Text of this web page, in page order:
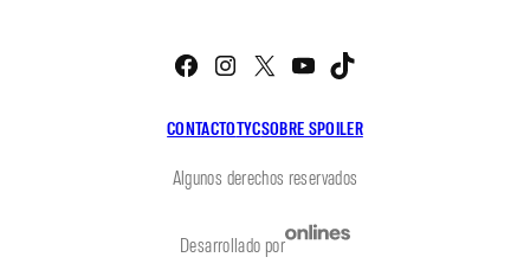
CONTACTOTYCSOBRE SPOILER
Facebook
Instagram
X YouTube
Algunos derechos reservados
Desarrollado por